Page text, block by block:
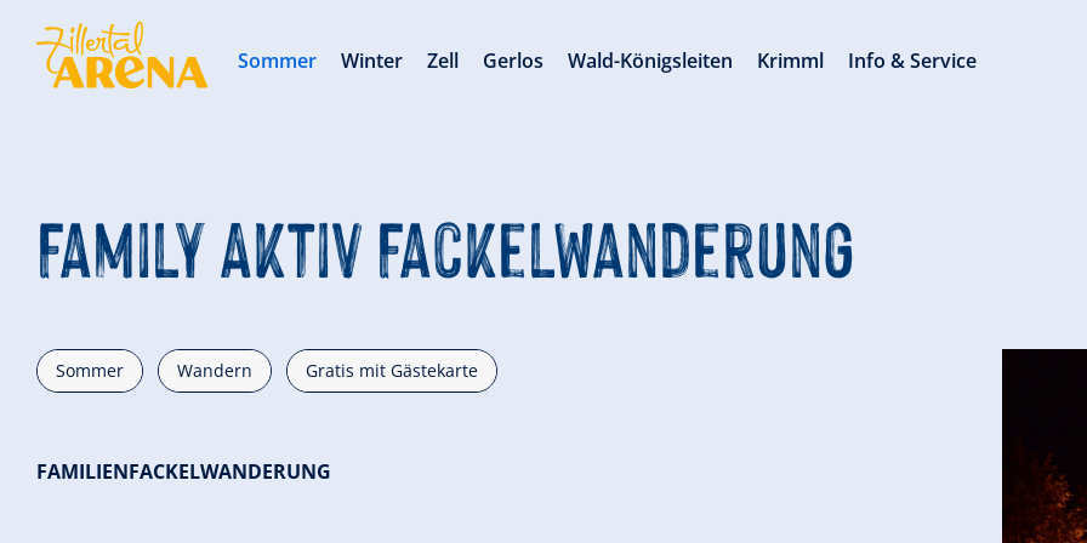
Family Aktiv Fackelwanderung
Sommer Wandern Gratis mit Gästekarte
FAMILIENFACKELWANDERUNG
Sommer Winter Zell Gerlos Wald-Königsleiten Krimml Info & Service